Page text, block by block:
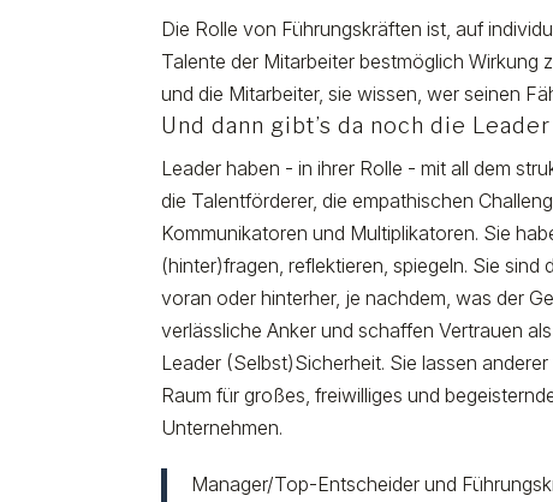
Die Rolle von Führungskräften ist, auf
Talente der Mitarbeiter bestmöglich Wirkung
und die Mitarbeiter, sie wissen, wer seinen
Und dann gibt’s da noch die Leader
Leader haben - in ihrer Rolle - mit all dem
die Talentförderer, die empathischen
Kommunikatoren und Multiplikatoren. Sie
(hinter)fragen, reflektieren, spiegeln. Sie
voran oder hinterher, je nachdem, was der
verlässliche Anker und schaffen Vertrauen
Leader (Selbst)Sicherheit. Sie lassen
Raum für großes, freiwilliges und
Unternehmen.
Manager/Top-Entscheider und